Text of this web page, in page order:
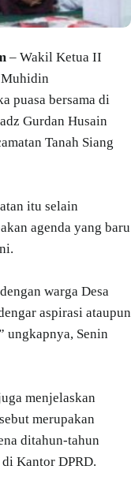
– Wakil Ketua II
Muhidin
puasa bersama di
Gurdan Husain
Tanah Siang
itu selain
agenda yang baru
warga Desa
aspirasi ataupun
ungkapnya, Senin
menjelaskan
merupakan
ditahun-tahun
Kantor DPRD.